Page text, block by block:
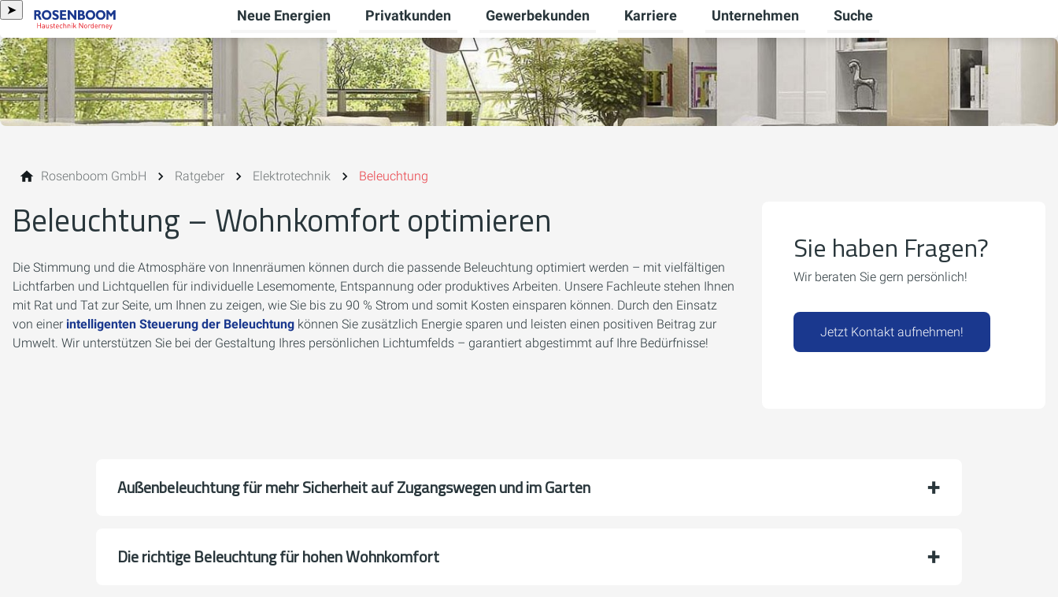
➤ Neue Energien
Untermenü für Neue Energien umschalten
Privatkunden
Untermenü für Privatkunden umschalten
Gewerbekunden
Untermenü für Gewerbekunden umschalten
Karriere
Untermenü für Karriere umschalten
Unternehmen
Untermenü für Unternehmen
Suche
Rosenboom GmbH Ratgeber Elektrotechnik Beleuchtung
Beleuchtung – Wohnkomfort optimieren
Die Stimmung und die Atmosphäre von Innenräumen können durch die passende Beleuchtung optimiert werden – mit vielfältigen
Lichtfarben und Lichtquellen für individuelle Lesemomente, Entspannung oder produktives Arbeiten. Unsere Fachleute stehen Ihnen
mit Rat und Tat zur Seite, um Ihnen zu zeigen, wie Sie bis zu 90 % Strom und somit Kosten einsparen können. Durch den Einsatz
von einer intelligenten Steuerung der Beleuchtung können Sie zusätzlich Energie sparen und leisten einen positiven Beitrag zur
Umwelt. Wir unterstützen Sie bei der Gestaltung Ihres persönlichen Lichtumfelds – garantiert abgestimmt auf Ihre Bedürfnisse!
Sie haben Fragen?
Wir beraten Sie gern persönlich!
Jetzt Kontakt aufnehmen!
Außenbeleuchtung für mehr Sicherheit auf Zugangswegen und im Garten
Die richtige Beleuchtung für hohen Wohnkomfort